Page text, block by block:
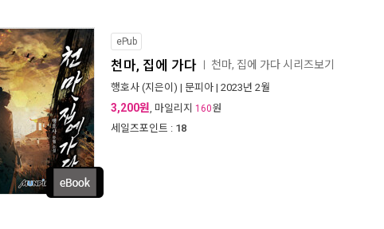
ePub
천마, 집에 가다 천마, 집에 가다 시리즈보기
행호사 (지은이) | 문피아 | 2023년 2월
3,200원, 마일리지 160원
세일즈포인트 : 18